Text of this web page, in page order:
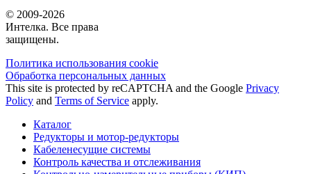
© 2009-2026
Интелка. Все права
защищены.
Политика использования сookie
Обработка персональных данных
This site is protected by reCAPTCHA and the Google Privacy
Policy and Terms of Service apply.
Каталог
Редукторы и мотор-редукторы
Кабеленесущие системы
Контроль качества и отслеживания